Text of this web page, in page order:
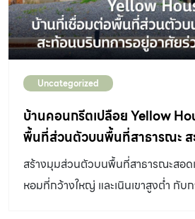
บ้าน ให้ไปติดที่บ้าน เพื่อเป็นสื่อกลางใ
ทุกคนเห็นภาพตรงกันมากที่สุด ใครที่
โปสเตอร์มาก่อนก็ไม่ต้องกังวลใจ เพร
สั้นๆ ในเว็บไซต์ที่ทุกความต้องการจะถู
ความชอบของคุณโดยทีม Room
EVERYROOM ซึ่งเป็น ทีมบริการอ
ถาวร จากนั้นก็รอลุ้นรับ Door
เพื่อเริ่มพูดคุยกันได้เลย หลังจากลองเล่
หากนำโปสเตอร์ไปตกลงกับคนที่บ้านม
Uncategorized
บ้านคอนกรีตเปลือย Yellow
พื้นที่ส่วนตัวบนพื้นที่สาธารณะ ส
ร่วมกับธรรมชาติ
สร้างมุมส่วนตัวบนพื้นที่สาธารณะสอด
หอมที่กว้างใหญ่ และเนินเขาสูงต่ำ กับ